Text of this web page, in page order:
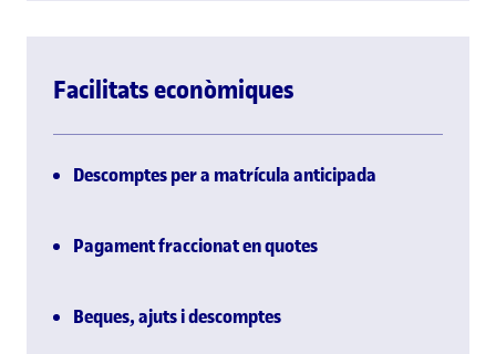
Facilitats econòmiques
Descomptes per a matrícula anticipada
Pagament fraccionat en quotes
Beques, ajuts i descomptes